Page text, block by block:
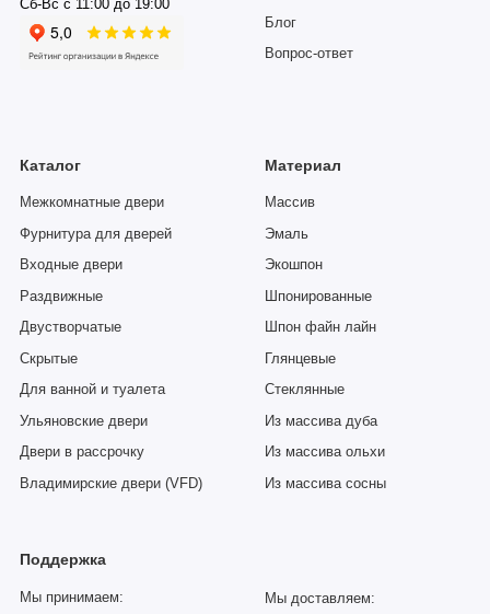
Сб-Вс с 11:00 до 19:00
Блог
Вопрос-ответ
Каталог
Межкомнатные двери
Фурнитура для дверей
Входные двери
Раздвижные
Двустворчатые
Скрытые
Для ванной и туалета
Ульяновские двери
Двери в рассрочку
Владимирские двери (VFD)
Материал
Массив
Эмаль
Экошпон
Шпонированные
Шпон файн лайн
Глянцевые
Стеклянные
Из массива дуба
Из массива ольхи
Из массива сосны
Поддержка
Мы принимаем: Мы доставляем: